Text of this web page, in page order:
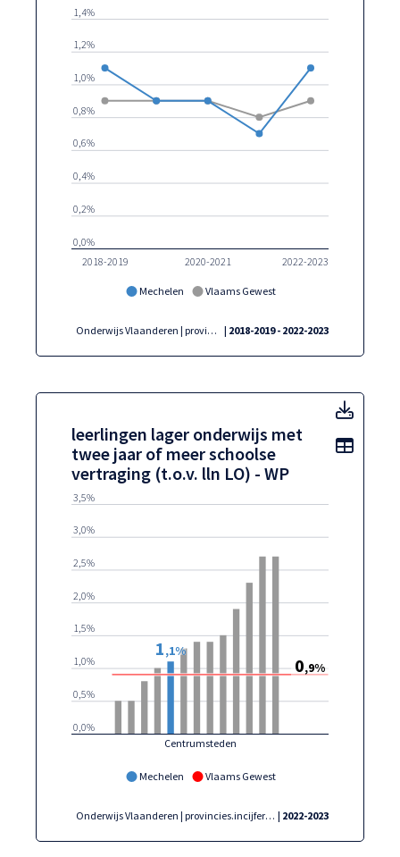
Mechelen Vlaams Gewest
2018-2019 2020-2021 2022-2023
0,0%
0,2%
0,4%
0,6%
0,8%
1,0%
1,2%
1,4%
Onderwijs Vlaanderen | provincies.incijfers.be | 2018-2019 - 2022-2023
leerlingen lager onderwijs met
twee jaar of meer schoolse
vertraging (t.o.v. lln LO) - WP
Mechelen Vlaams Gewest
Centrumsteden
0,0%
0,5%
1,0%
1,5%
2,0%
2,5%
3,0%
3,5%
1,1%
0,9%
Onderwijs Vlaanderen | provincies.incijfers.be | 2022-2023
Toon